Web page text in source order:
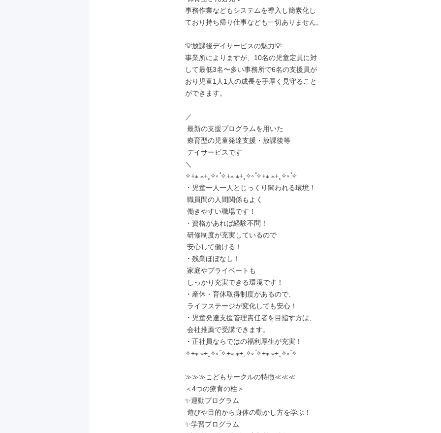
事務作業などもシステムを導入し簡素化し
ており持ち帰り仕事なども一切ありません。
💡放課後デイサービスの魅力💡
事業所によりますが、10名の児童定員に対
して最低3名〜多い事務所で6名の支援員が
おり児童1人1人の成長を手厚く見守ること
ができます。
／
＼
✧+⁎ ⁎+˳✧༚ ̊✧+⁎ ⁎+˳✧༚ ̊✧+⁎ ⁎+˳✧༚ ̊✧
・児童一人一人とじっくり関われる環境！
・資格があれば経験不問！
・残業ほぼなし！
・産休・育休取得制度があるので、
・児童発達支援管理責任者を目指す方は、
・正社員ならではの福利厚生が充実！
✧+⁎ ⁎+˳✧༚ ̊✧+⁎ ⁎+˳✧༚ ̊✧+⁎ ⁎+˳✧༚ ̊✧
≫≫≫こどもサークルの特徴≪≪≪
＜4つの療育の柱＞
✨運動プログラム
✨学習プログラム